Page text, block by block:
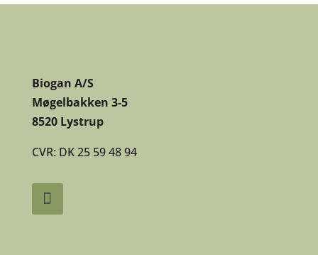
Biogan A/S
Møgelbakken 3-5
8520 Lystrup
CVR: DK 25 59 48 94